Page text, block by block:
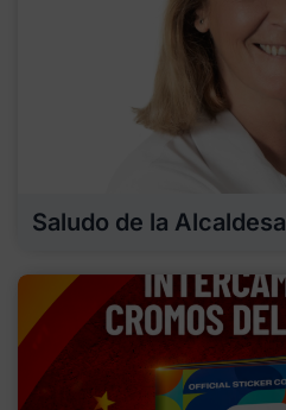
Saludo de la Alcaldesa